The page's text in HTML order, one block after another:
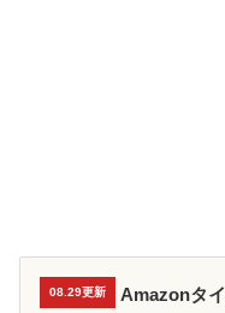
08.29更新 Amazonタ